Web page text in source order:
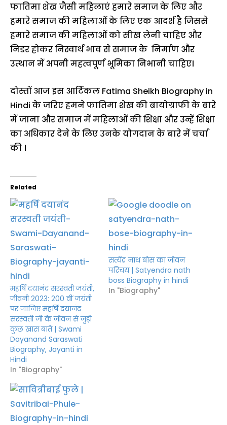
फातिमा शेख जैसी महिलाएं हमारे समाज के लिए और
हमारे समाज की महिलाओं के लिए एक आदर्श है जिससे
हमारे समाज की महिलाओं को सीख लेनी चाहिए और
निडर होकर निस्वार्थ भाव से समाज के निर्माण और
उत्थान में अपनी महत्वपूर्ण भूमिका निभानी चाहिए।
दोस्तों आज इस आर्टिकल Fatima Sheikh Biography in
Hindi के जरिए हमने फातिमा शेख की बायोग्राफी के बारे
में जाना और समाज में महिलाओं की शिक्षा और उन्हें शिक्षा
का अधिकार देने के लिए उनके योगदान के बारे में चर्चा
की ।
Related
महर्षि दयानंद सरस्वती जयंती,
जीवनी 2023: 200 वीं जयंती
पर जानिए महर्षि दयानंद
सरस्वती जी के जीवन से जुड़ी
कुछ खास बातें | Swami
Dayanand Saraswati
Biography, Jayanti in
Hindi
In "Biography"
सत्येंद्र नाथ बोस का जीवन
परिचय | Satyendra nath
boss Biography in hindi
In "Biography"